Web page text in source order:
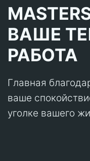
ВАШЕ
РАБОТА
Главная
ваше
уголке вашего